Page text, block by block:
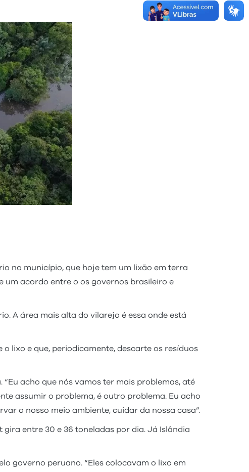
no município, que hoje tem um lixão em terra
um acordo entre o os governos brasileiro e
A área mais alta do vilarejo é essa onde está
lixo e que, periodicamente, descarte os resíduos
acho que nós vamos ter mais problemas, até
assumir o problema, é outro problema. Eu acho
o nosso meio ambiente, cuidar da nossa casa”.
entre 30 e 36 toneladas por dia. Já Islândia
governo peruano. “Eles colocavam o lixo em